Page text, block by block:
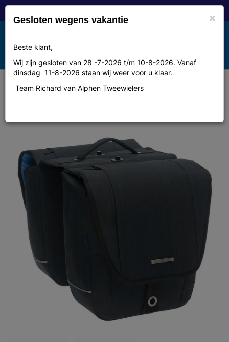
Toggle
navigation
MENU
Tas New Looxs Avero double
×
Gesloten wegens vakantie
Beste klant,
Wij zijn gesloten van 28 -7-2026 t/m 10-8-2026. Vanaf
dinsdag 11-8-2026 staan wij weer voor u klaar.
Team Richard van Alphen Tweewielers